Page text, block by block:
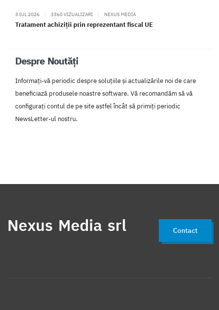
3 IUL 2026 | 3360 VIZUALIZARI | NEXUS MEDIA
Tratament achiziții prin reprezentant fiscal UE
Despre Noutăți
Informați-vă periodic despre soluțiile și actualizările noi de care
beneficiază produsele noastre software. Vă recomandăm să vă
configurați contul de pe site astfel încât să primiți periodic
NewsLetter-ul nostru.
Nexus Media srl Contact